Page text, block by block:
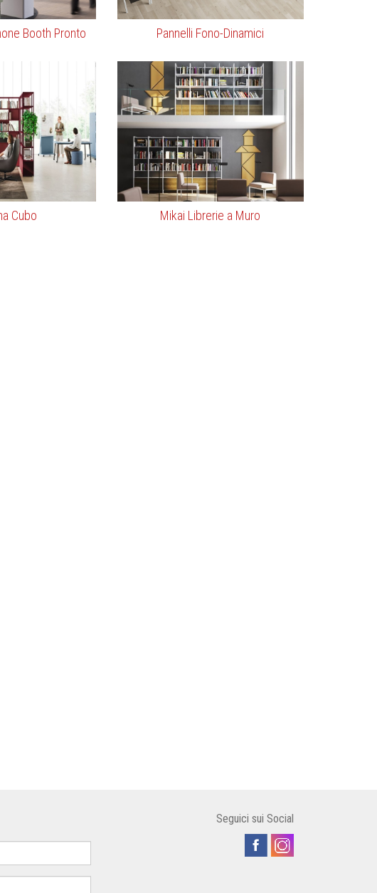
Booth Pronto Pannelli Fono-Dinamici
Cubo Mikai Librerie a Muro
Seguici sui Social